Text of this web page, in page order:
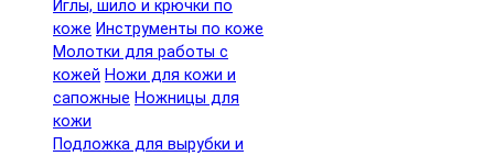
Иглы, шило и крючки по
коже Инструменты по коже
Молотки для работы с
кожей Ножи для кожи и
сапожные Ножницы для
кожи
Подложка для вырубки и